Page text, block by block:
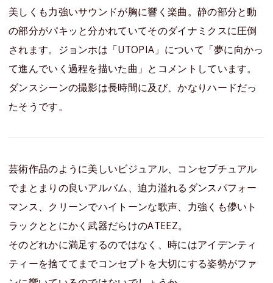
美しくも力強いサウンドが胸に響く楽曲。静の部分と動
の部分がパキッと分かれていてそのダイナミクスに圧倒
されます。ジョンホは「UTOPIA」について「夢に向かっ
て進んでいく過程を描いた曲」とコメントしています。
ダンスシーンの撮影は長時間に及び、かなりハードだっ
たそうです。
芸術作品のように美しいビジュアル、コンセプチュアル
でまとまりの良いアルバム、迫力溢れるダンスパフォー
マンス、クリーンでハイトーンな歌声、力強くも儚いト
ラックととにかく武器だらけのATEEZ。
そのどれかに満足するのではなく、時にはアイデンティ
ティーを捨ててまでコンセプトを大切にする姿勢がファ